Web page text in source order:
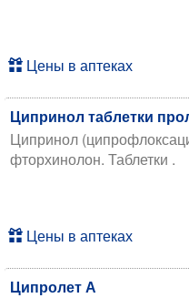
Цены в аптеках
Ципринол таблетки
Ципринол
фторхинолон. Таблетки .
Цены в аптеках
Ципролет А